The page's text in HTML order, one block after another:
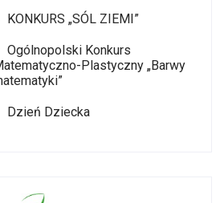
KONKURS „SÓL ZIEMI”
Ogólnopolski Konkurs
Plastyczny „Barwy
Dzień Dziecka